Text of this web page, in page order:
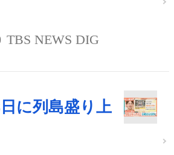
TBS NEWS DIG
に列島盛り上